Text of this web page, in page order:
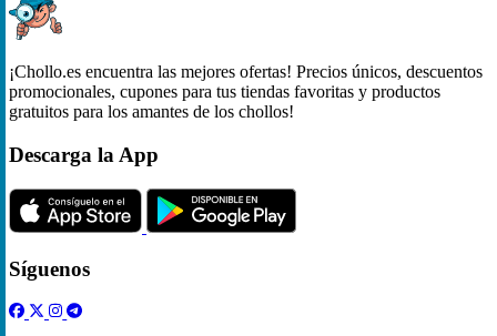
¡Chollo.es encuentra las mejores ofertas! Precios únicos, descuentos
promocionales, cupones para tus tiendas favoritas y productos
gratuitos para los amantes de los chollos!
Descarga la App
Síguenos